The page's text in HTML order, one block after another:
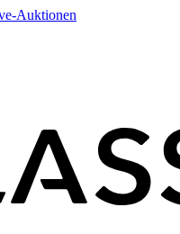
Auktionen